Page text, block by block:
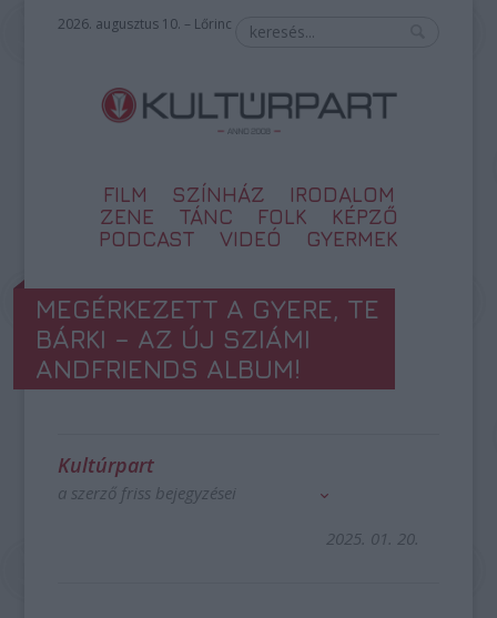
2026. augusztus 10. – Lőrinc
FILM SZÍNHÁZ
IRODALOM
ZENE
TÁNC FOLK
KÉPZŐ
PODCAST
VIDEÓ GYERMEK
MEGÉRKEZETT A GYERE, TE
BÁRKI – AZ ÚJ SZIÁMI
ANDFRIENDS ALBUM!
Kultúrpart
a szerző friss bejegyzései
2025. 01. 20.